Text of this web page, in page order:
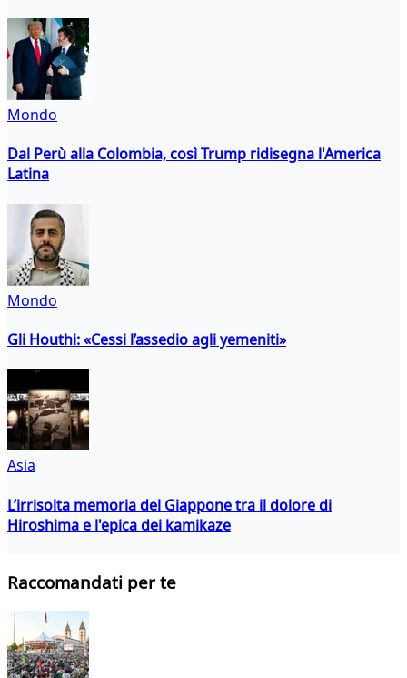
Mondo
Dal Perù alla Colombia, così Trump ridisegna l'America
Latina
Mondo
Gli Houthi: «Cessi l’assedio agli yemeniti»
Asia
L’irrisolta memoria del Giappone tra il dolore di
Hiroshima e l'epica dei kamikaze
Raccomandati per te